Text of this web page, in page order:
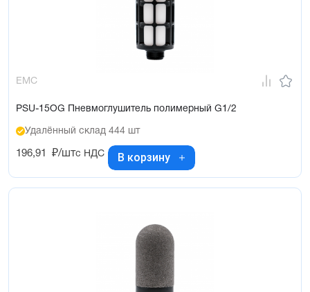
EMC
PSU-15OG Пневмоглушитель полимерный G1/2
Удалённый склад 444 шт
196,91 ₽/штс НДС В корзину